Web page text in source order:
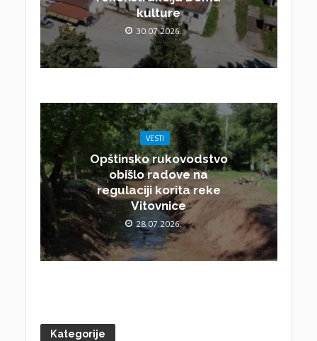
kulture
30.07.2026.
VESTI
Opštinsko rukovodstvo
obišlo radove na
regulaciji korita reke
Vitovnice
28.07.2026.
Kategorije